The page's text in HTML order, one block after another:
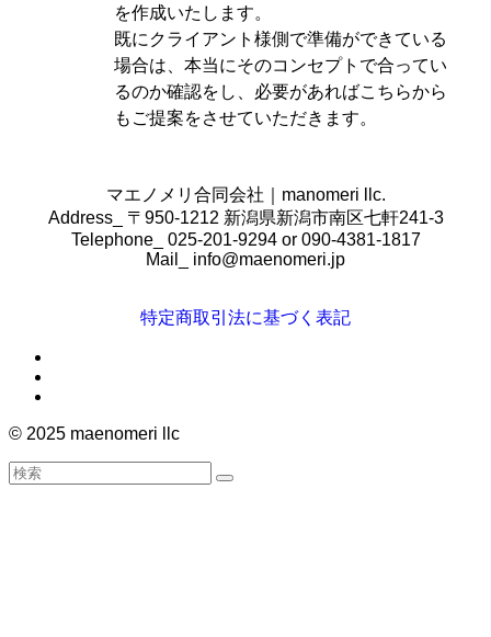
を作成いたします。
既にクライアント様側で準備ができている
場合は、本当にそのコンセプトで合ってい
るのか確認をし、必要があればこちらから
もご提案をさせていただきます。
マエノメリ合同会社｜manomeri llc.
Address_ 〒950-1212 新潟県新潟市南区七軒241-3
Telephone_ 025-201-9294 or 090-4381-1817
Mail_ info@maenomeri.jp
特定商取引法に基づく表記
© 2025 maenomeri llc